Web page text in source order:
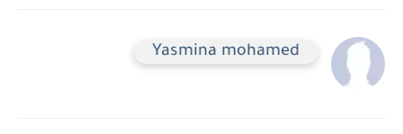
Yasmina mohamed